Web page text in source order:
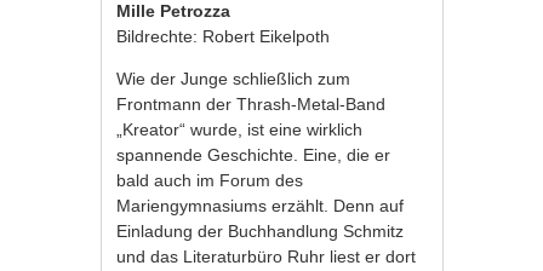
Mille Petrozza
Bildrechte: Robert Eikelpoth
Wie der Junge schließlich zum
Frontmann der Thrash-Metal-Band
„Kreator“ wurde, ist eine wirklich
spannende Geschichte. Eine, die er
bald auch im Forum des
Mariengymnasiums erzählt. Denn auf
Einladung der Buchhandlung Schmitz
und das Literaturbüro Ruhr liest er dort